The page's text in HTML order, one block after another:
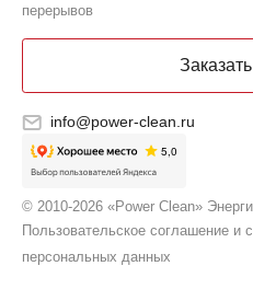
перерывов
info@power-clean.ru
© 2010-2026 «Power Clean»
Пользовательское соглашение и
персональных данных